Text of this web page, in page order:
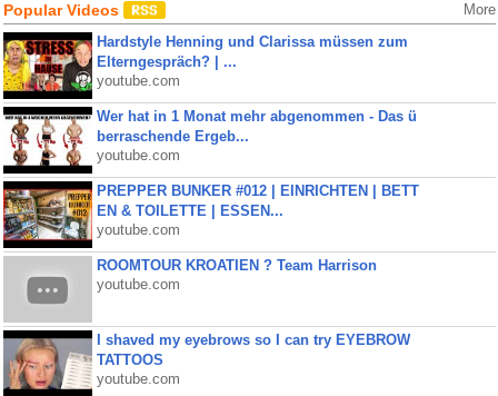
Popular Videos More
Hardstyle Henning und Clarissa müssen zum
Elterngespräch? | ...
youtube.com
Wer hat in 1 Monat mehr abgenommen - Das ü
berraschende Ergeb...
youtube.com
PREPPER BUNKER #012 | EINRICHTEN | BETT
EN & TOILETTE | ESSEN...
youtube.com
ROOMTOUR KROATIEN ? Team Harrison
youtube.com
I shaved my eyebrows so I can try EYEBROW
TATTOOS
youtube.com